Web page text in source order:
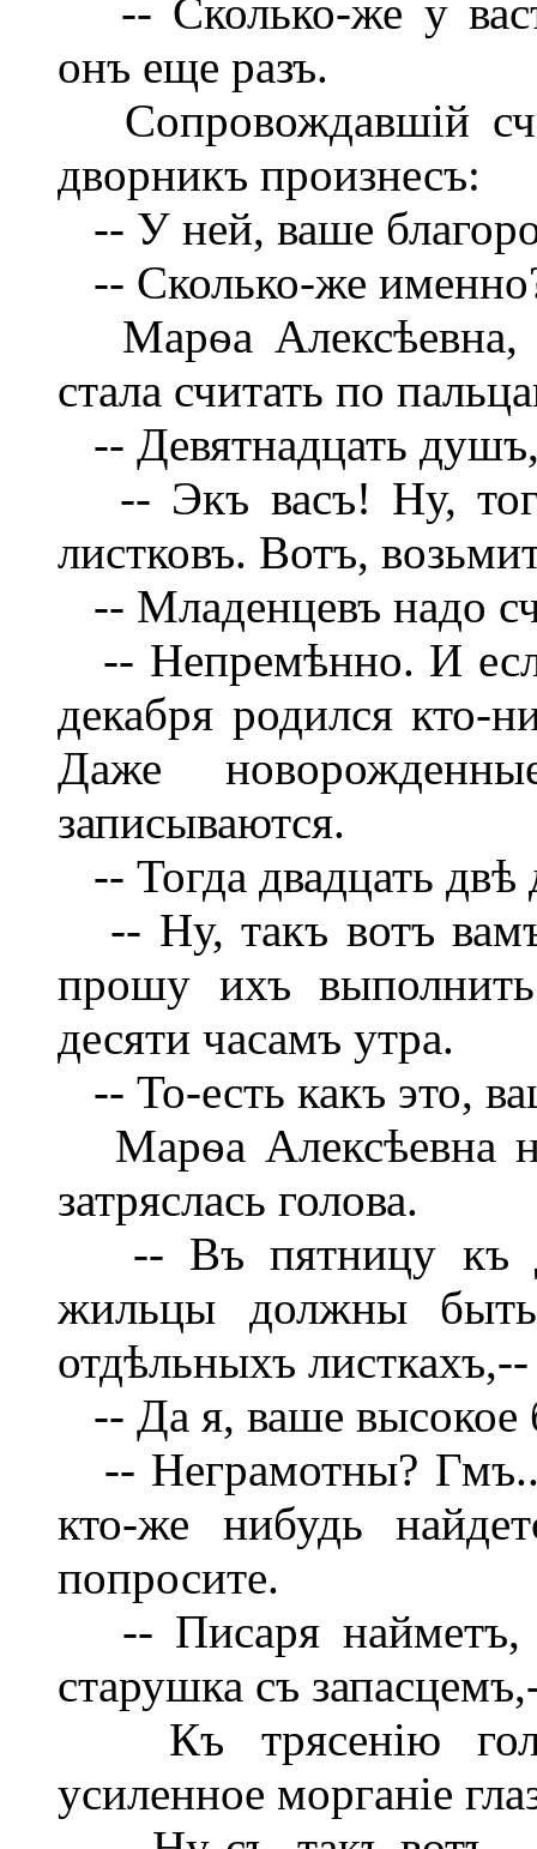
-- Сколько-же у
онъ еще разъ.
Сопровождавшій
дворникъ произнесъ:
-- У ней, ваше
-- Сколько-же
Марѳа Алексѣевна,
стала считать по
-- Девятнадцать
-- Экъ васъ! Ну,
листковъ. Вотъ,
-- Младенцевъ надо
-- Непремѣнно. И
декабря родился кто-
Даже
записываются.
-- Тогда двадцать
-- Ну, такъ вотъ
прошу ихъ
десяти часамъ утра.
-- То-есть какъ это,
Марѳа Алексѣевна
затряслась голова.
-- Въ пятницу къ
жильцы должны
отдѣльныхъ
-- Да я, ваше высокое
-- Неграмотны?
кто-же нибудь
попросите.
-- Писаря найметъ,
старушка съ
Къ трясенію
усиленное морганіе